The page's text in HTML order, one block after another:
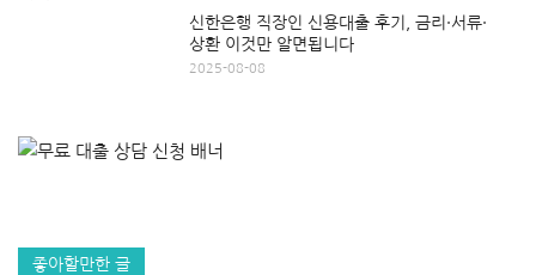
신한은행 직장인 신용대출 후기, 금리·서류·
상환 이것만 알면됩니다
2025-08-08
좋아할만한 글